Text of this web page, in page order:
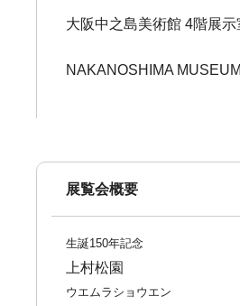
大阪中之島美術館 4階展示
NAKANOSHIMA
展覧会概要
生誕150年記念
上村松園
ウエムラショウエン